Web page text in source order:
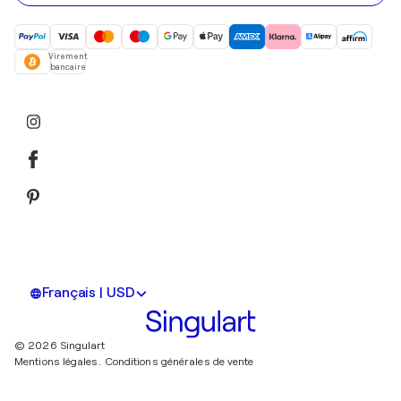
Virement
bancaire
Français | USD
© 2026 Singulart
Mentions légales. Conditions générales de vente